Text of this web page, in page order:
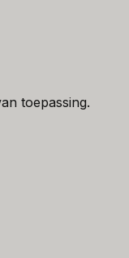
toepassing.